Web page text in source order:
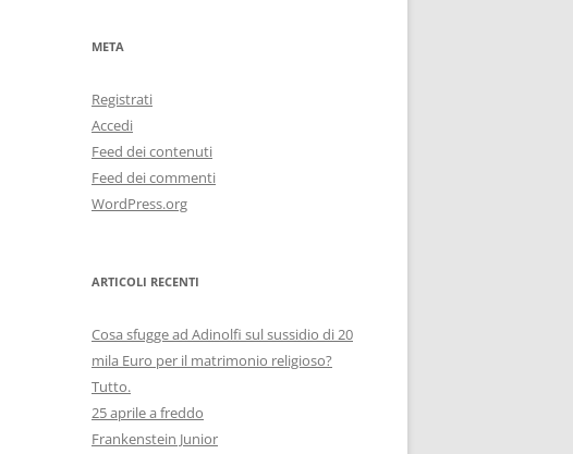
META
Registrati
Accedi
Feed dei contenuti
Feed dei commenti
WordPress.org
ARTICOLI RECENTI
Cosa sfugge ad Adinolfi sul sussidio di 20
mila Euro per il matrimonio religioso?
Tutto.
25 aprile a freddo
Frankenstein Junior